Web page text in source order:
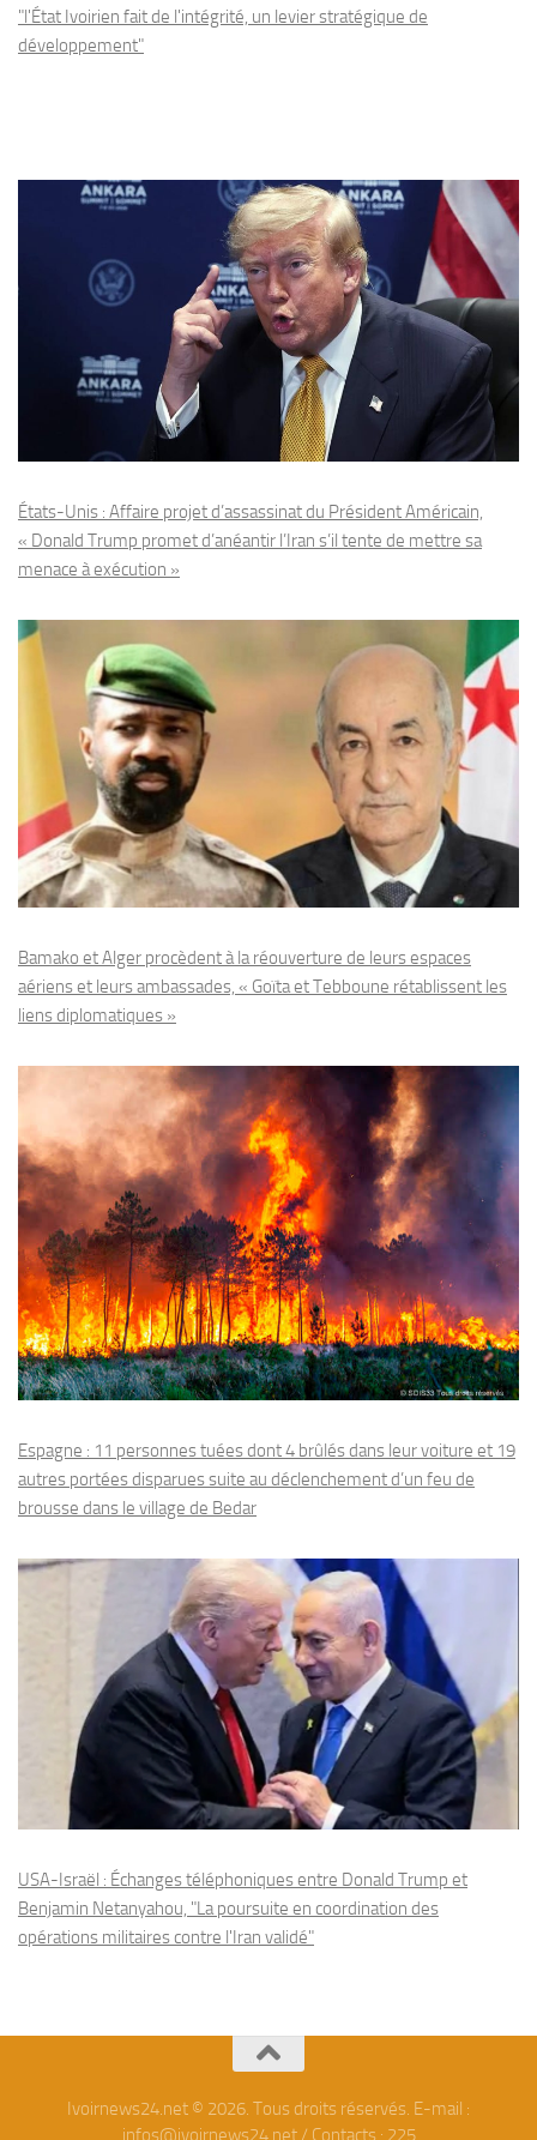
"l'État Ivoirien fait de l'intégrité, un levier stratégique de
développement"
États-Unis : Affaire projet d’assassinat du Président Américain,
« Donald Trump promet d’anéantir l’Iran s’il tente de mettre sa
menace à exécution »
Bamako et Alger procèdent à la réouverture de leurs espaces
aériens et leurs ambassades, « Goïta et Tebboune rétablissent les
liens diplomatiques »
Espagne : 11 personnes tuées dont 4 brûlés dans leur voiture et 19
autres portées disparues suite au déclenchement d’un feu de
brousse dans le village de Bedar
USA-Israël : Échanges téléphoniques entre Donald Trump et
Benjamin Netanyahou, "La poursuite en coordination des
opérations militaires contre l'Iran validé"
Ivoirnews24.net © 2026. Tous droits réservés. E-mail :
infos@ivoirnews24.net / Contacts : 225